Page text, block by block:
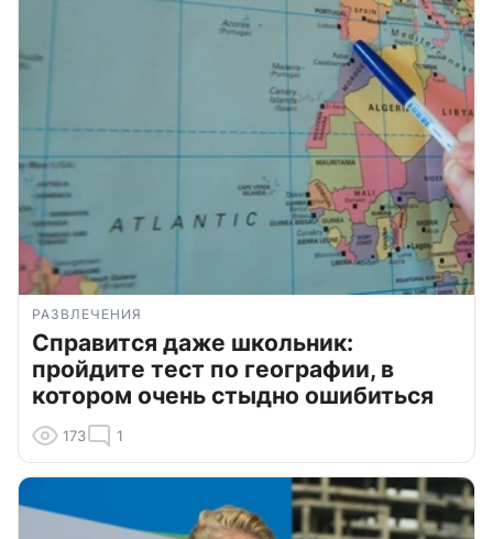
РАЗВЛЕЧЕНИЯ
Справится даже школьник:
пройдите тест по географии, в
котором очень стыдно ошибиться
173 1